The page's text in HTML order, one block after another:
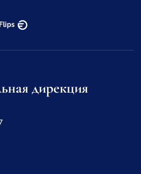
Flips
дирекция